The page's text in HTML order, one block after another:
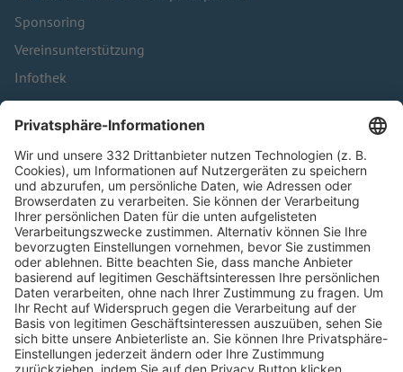
Sponsoring
Vereinsunterstützung
Infothek
Kontakt
HÄUFIG BESUCHTE SEITEN
Pässe und Vereinswechsel
Trainerausbildung
Schulungsangebot Vereinsmitarbeiter
BFV-Geschäftsstellen
Trainerbörse
Login SpielPlus